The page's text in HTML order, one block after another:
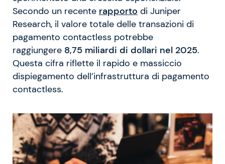
Secondo un recente rapporto di Juniper
Research, il valore totale delle transazioni di
pagamento contactless potrebbe
raggiungere 8,75 miliardi di dollari nel 2025.
Questa cifra riflette il rapido e massiccio
dispiegamento dell’infrastruttura di pagamento
contactless.